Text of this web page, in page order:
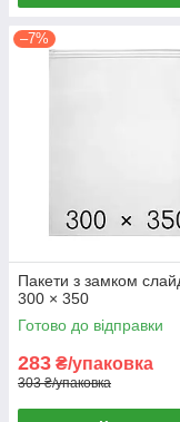
–7%
Пакети з замком
300 × 350
Готово до відправки
283 ₴/упаковка
303 ₴/упаковка